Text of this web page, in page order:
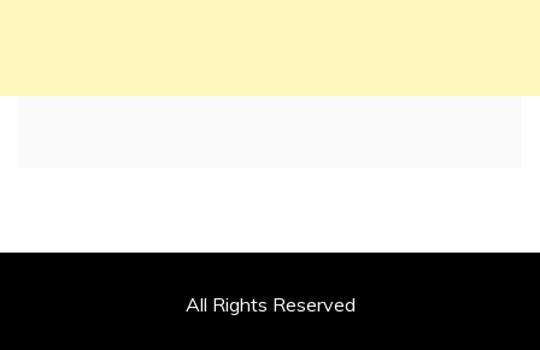
All Rights Reserved